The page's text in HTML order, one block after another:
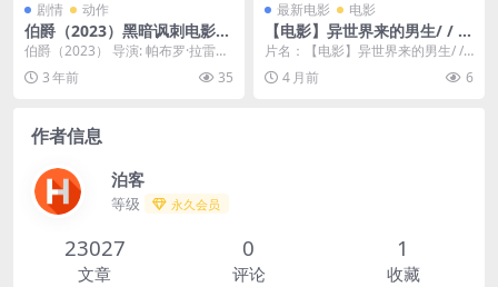
剧情 动作
伯爵（2023）黑暗讽刺电影，
帕布罗·拉雷恩执导。又名：吸
血伯爵 只分享精品????
伯爵（2023） 导演: 帕布罗·拉雷恩
编剧: 吉列尔莫·考尔德隆 / 帕布罗...
3 年前 35
最新电影 电影
【电影】异世界来的男生/ / /
/ / 腐剧（2025） 网盘保存
片名：【电影】异世界来的男生/ / /
/ / 腐剧（2025） 网盘保存 分类...
4 月前 6
作者信息
泊客
等级 永久会员
23027
文章
0
评论
1
收藏